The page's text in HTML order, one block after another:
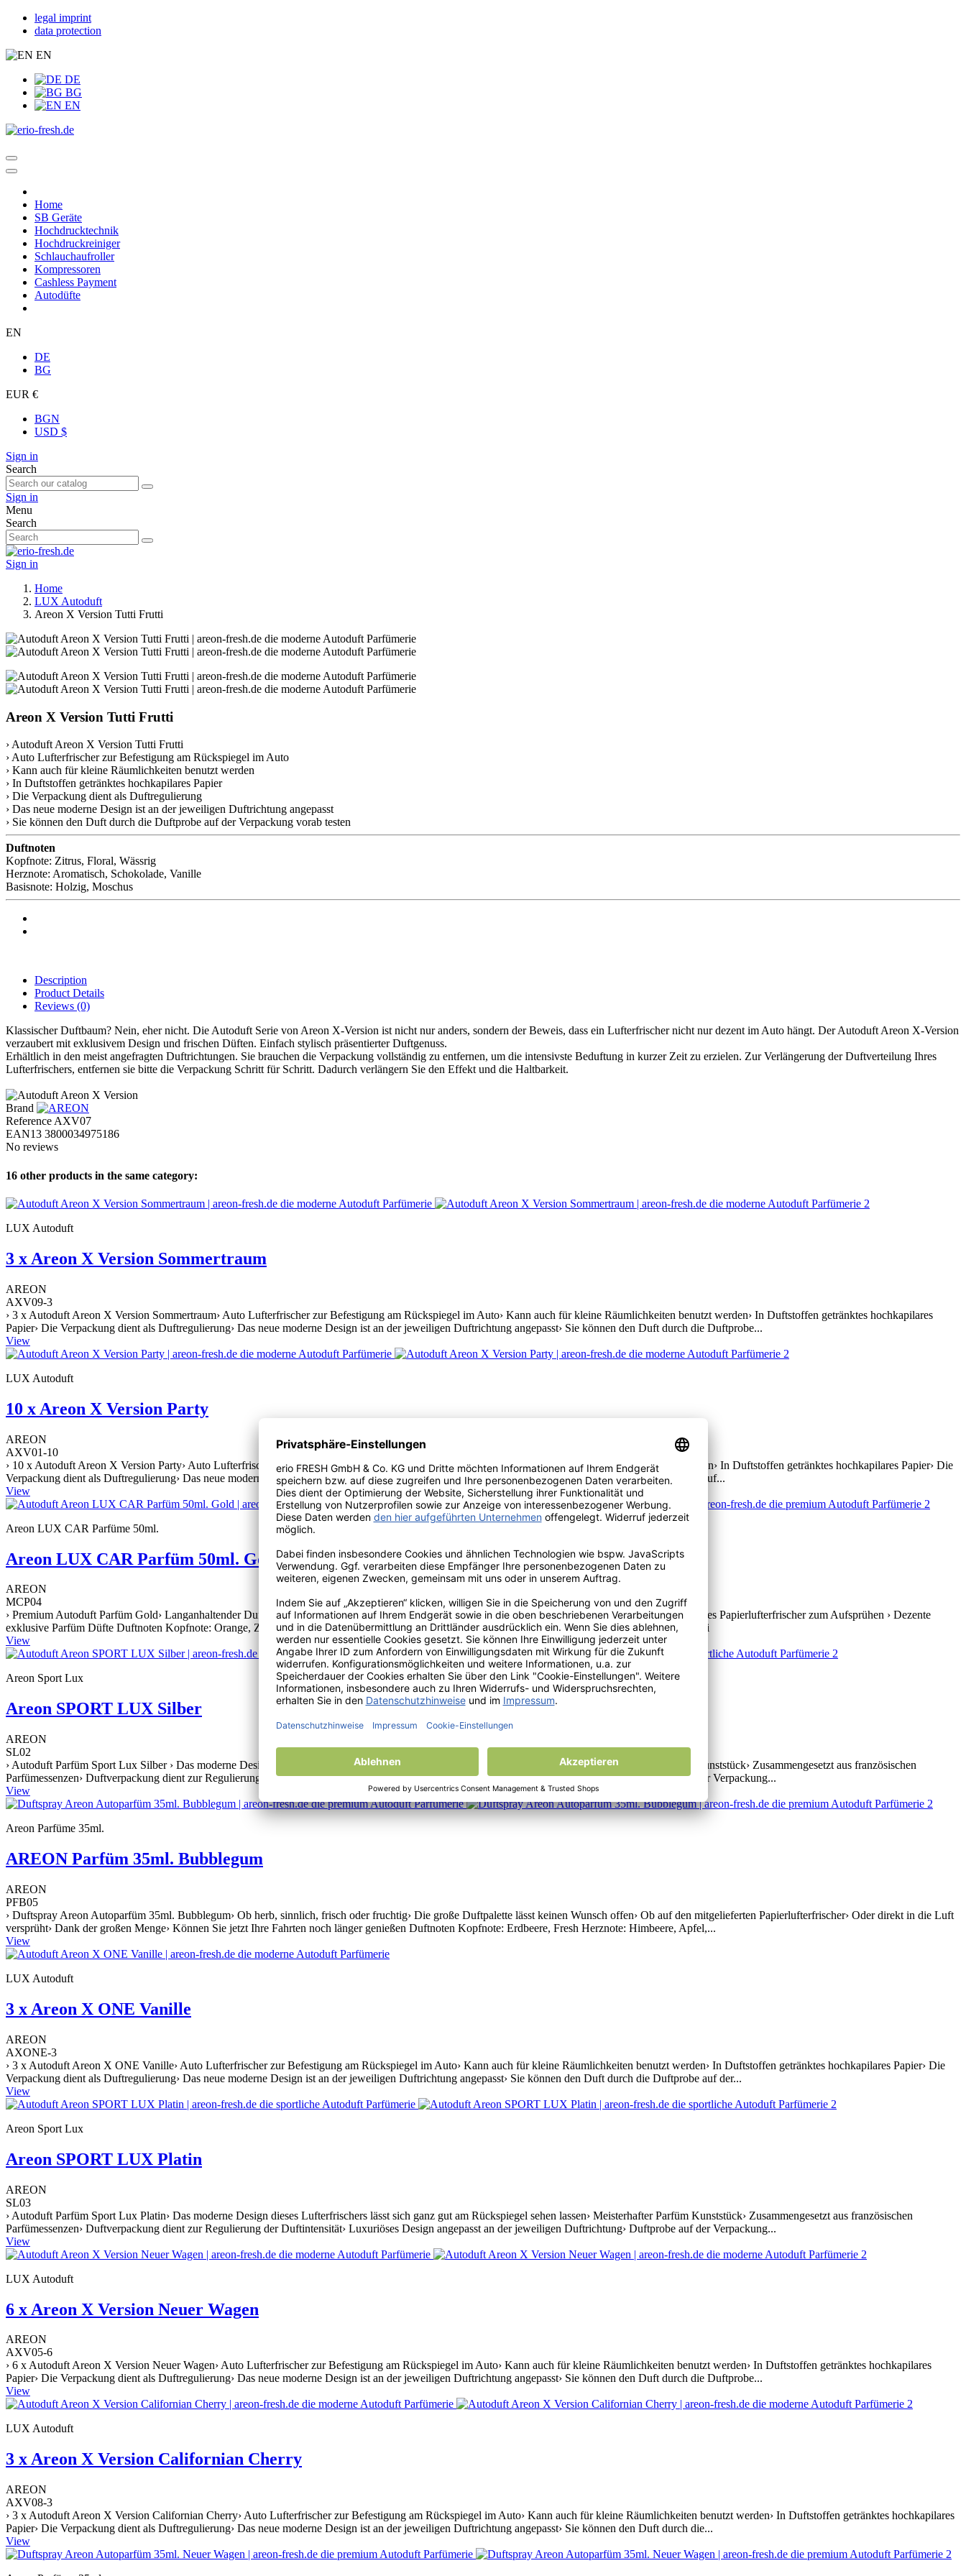
legal imprint
data protection
EN
DE
BG
EN
Home
SB Geräte
Hochdrucktechnik
Hochdruckreiniger
Schlauchaufroller
Kompressoren
Cashless Payment
Autodüfte
EN
DE
BG
EUR €
BGN
USD $
Sign in
Search
Sign in
Menu
Search
Sign in
Home
LUX Autoduft
Areon X Version Tutti Frutti
Areon X Version Tutti Frutti
› Autoduft Areon X Version Tutti Frutti
› Auto Lufterfrischer zur Befestigung am Rückspiegel im Auto
› Kann auch für kleine Räumlichkeiten benutzt werden
› In Duftstoffen getränktes hochkapilares Papier
› Die Verpackung dient als Duftregulierung
› Das neue moderne Design ist an der jeweiligen Duftrichtung angepasst
› Sie können den Duft durch die Duftprobe auf der Verpackung vorab testen
Duftnoten
Kopfnote: Zitrus, Floral, Wässrig
Herznote: Aromatisch, Schokolade, Vanille
Basisnote: Holzig, Moschus
Description
Product Details
Reviews (0)
Klassischer Duftbaum? Nein, eher nicht. Die Autoduft Serie von Areon X-Version ist nicht nur anders, sondern der Beweis, dass ein Lufterfrischer nicht nur dezent im Auto hängt. Der Autoduft Areon X-Version
verzaubert mit exklusivem Design und frischen Düften. Einfach stylisch präsentierter Duftgenuss.
Erhältlich in den meist angefragten Duftrichtungen. Sie brauchen die Verpackung vollständig zu entfernen, um die intensivste Beduftung in kurzer Zeit zu erzielen. Zur Verlängerung der Duftverteilung Ihres
Lufterfrischers, entfernen sie bitte die Verpackung Schritt für Schritt. Dadurch verlängern Sie den Effekt und die Haltbarkeit.
Brand
ReferenceAXV07
EAN13 3800034975186
No reviews
16 other products in the same category:
LUX Autoduft
3 x Areon X Version Sommertraum
AREON
AXV09-3
› 3 x Autoduft Areon X Version Sommertraum› Auto Lufterfrischer zur Befestigung am Rückspiegel im Auto› Kann auch für kleine Räumlichkeiten benutzt werden› In Duftstoffen getränktes hochkapilares
Papier› Die Verpackung dient als Duftregulierung› Das neue moderne Design ist an der jeweiligen Duftrichtung angepasst› Sie können den Duft durch die Duftprobe...
View
LUX Autoduft
10 x Areon X Version Party
AREON
AXV01-10
› 10 x Autoduft Areon X Version Party› Auto Lufterfrischer zur Befestigung am Rückspiegel im Auto› Kann auch für kleine Räumlichkeiten benutzt werden› In Duftstoffen getränktes hochkapilares Papier› Die
Verpackung dient als Duftregulierung› Das neue moderne Design ist an der jeweiligen Duftrichtung angepasst› Sie können den Duft durch die Duftprobe auf...
View
Areon LUX CAR Parfüme 50ml.
Areon LUX CAR Parfüm 50ml. Gold
AREON
MCP04
› Premium Autoduft Parfüm Gold› Langanhaltender Duft für Ihr Auto› Echte Parfümflasche› Starke Wirkung gepaart mit Luxuriösem Design › Mitgeliefertes Papierlufterfrischer zum Aufsprühen › Dezente
exklusive Parfüm Düfte Duftnoten Kopfnote: Orange, Zitrone, Kiefern Herznote: Lavendel, Anis, Eukalyptus, Rose Basisnote: Moschus, Amber, Patchouli
View
Areon Sport Lux
Areon SPORT LUX Silber
AREON
SL02
› Autoduft Parfüm Sport Lux Silber › Das moderne Design dieses Lufterfrischers lässt sich ganz gut am Rückspiegel sehen lassen› Meisterhafter Parfüm Kunststück› Zusammengesetzt aus französischen
Parfümessenzen› Duftverpackung dient zur Regulierung der Duftintensität› Luxuriöses Design angepasst an der jeweiligen Duftrichtung› Duftprobe auf der Verpackung...
View
Areon Parfüme 35ml.
AREON Parfüm 35ml. Bubblegum
AREON
PFB05
› Duftspray Areon Autoparfüm 35ml. Bubblegum› Ob herb, sinnlich, frisch oder fruchtig› Die große Duftpalette lässt keinen Wunsch offen› Ob auf den mitgelieferten Papierlufterfrischer› Oder direkt in die Luft
versprüht› Dank der großen Menge› Können Sie jetzt Ihre Fahrten noch länger genießen Duftnoten Kopfnote: Erdbeere, Fresh Herznote: Himbeere, Apfel,...
View
LUX Autoduft
3 x Areon X ONE Vanille
AREON
AXONE-3
› 3 x Autoduft Areon X ONE Vanille› Auto Lufterfrischer zur Befestigung am Rückspiegel im Auto› Kann auch für kleine Räumlichkeiten benutzt werden› In Duftstoffen getränktes hochkapilares Papier› Die
Verpackung dient als Duftregulierung› Das neue moderne Design ist an der jeweiligen Duftrichtung angepasst› Sie können den Duft durch die Duftprobe auf der...
View
Areon Sport Lux
Areon SPORT LUX Platin
AREON
SL03
› Autoduft Parfüm Sport Lux Platin› Das moderne Design dieses Lufterfrischers lässt sich ganz gut am Rückspiegel sehen lassen› Meisterhafter Parfüm Kunststück› Zusammengesetzt aus französischen
Parfümessenzen› Duftverpackung dient zur Regulierung der Duftintensität› Luxuriöses Design angepasst an der jeweiligen Duftrichtung› Duftprobe auf der Verpackung...
View
LUX Autoduft
6 x Areon X Version Neuer Wagen
AREON
AXV05-6
› 6 x Autoduft Areon X Version Neuer Wagen› Auto Lufterfrischer zur Befestigung am Rückspiegel im Auto› Kann auch für kleine Räumlichkeiten benutzt werden› In Duftstoffen getränktes hochkapilares
Papier› Die Verpackung dient als Duftregulierung› Das neue moderne Design ist an der jeweiligen Duftrichtung angepasst› Sie können den Duft durch die Duftprobe...
View
LUX Autoduft
3 x Areon X Version Californian Cherry
AREON
AXV08-3
› 3 x Autoduft Areon X Version Californian Cherry› Auto Lufterfrischer zur Befestigung am Rückspiegel im Auto› Kann auch für kleine Räumlichkeiten benutzt werden› In Duftstoffen getränktes hochkapilares
Papier› Die Verpackung dient als Duftregulierung› Das neue moderne Design ist an der jeweiligen Duftrichtung angepasst› Sie können den Duft durch die...
View